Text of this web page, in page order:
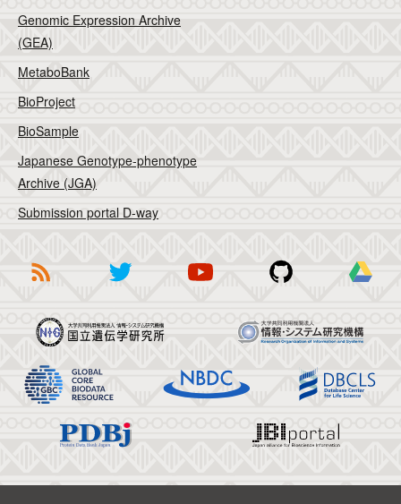
Genomic Expression Archive
(GEA)
MetaboBank
BioProject
BioSample
Japanese Genotype-phenotype
Archive (JGA)
Submission portal D-way